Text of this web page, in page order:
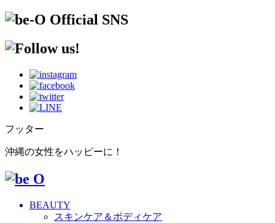
フッター
沖縄の女性をハッピーに！
BEAUTY
スキンケア＆ボディケア